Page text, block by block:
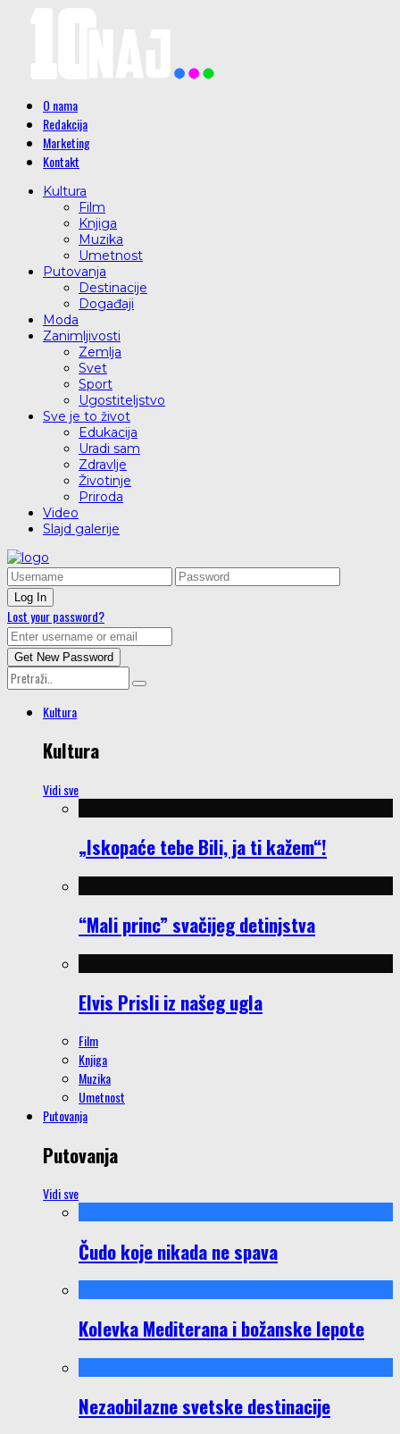
O nama
Redakcija
Marketing
Kontakt
Kultura
Film
Knjiga
Muzika
Umetnost
Putovanja
Destinacije
Događaji
Moda
Zanimljivosti
Zemlja
Svet
Sport
Ugostiteljstvo
Sve je to život
Edukacija
Uradi sam
Zdravlje
Životinje
Priroda
Video
Slajd galerije
Lost your password?
Kultura
Kultura
Vidi sve
„Iskopaće tebe Bili, ja ti kažem“!
“Mali princ” svačijeg detinjstva
Elvis Prisli iz našeg ugla
Film
Knjiga
Muzika
Umetnost
Putovanja
Putovanja
Vidi sve
Čudo koje nikada ne spava
Kolevka Mediterana i božanske lepote
Nezaobilazne svetske destinacije